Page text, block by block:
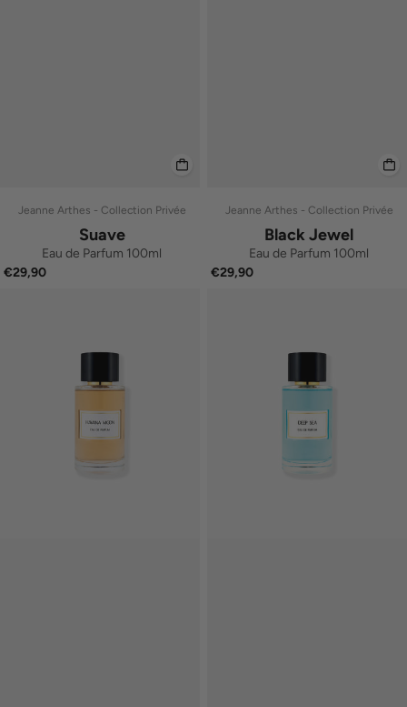
Jeanne Arthes - Collection Privée
Suave
Eau de Parfum 100ml
€29,90
Jeanne Arthes - Collection Privée
Black Jewel
Eau de Parfum 100ml
€29,90